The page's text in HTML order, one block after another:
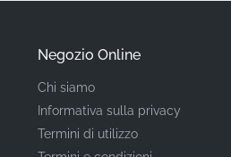
Codice ricambio
(MPN)
Produttore
Negozio Online
Chi siamo
Informativa sulla privacy
Termini di utilizzo